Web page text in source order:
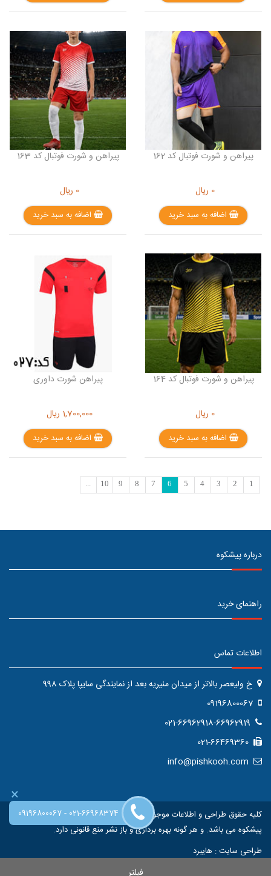
پیراهن و شورت فوتبال کد 162
0 ریال
اضافه به سبد خرید
پیراهن و شورت فوتبال کد 163
0 ریال
اضافه به سبد خرید
پیراهن و شورت فوتبال کد 164
0 ریال
اضافه به سبد خرید
پیراهن شورت داوری
1,700,000 ریال
اضافه به سبد خرید
1
2
3
4
5
6
7
8
9
10
...
فیلتر
درباره پیشکوه
راهنمای خرید
اطلاعات تماس
خ ولیعصر بالاتر از میدان منیریه بعد از نمایندگی سایپا پلاک 998
کلیه حقوق طراحی و اطلاعات موجود در این سایت متعلق به فروشگاه اینترنتی
پیشکوه می باشد. و هر گونه بهره برداری و باز نشر منع قانونی دارد.
طراحی سایت: هایبرد
×
09196800067- 021-66968374